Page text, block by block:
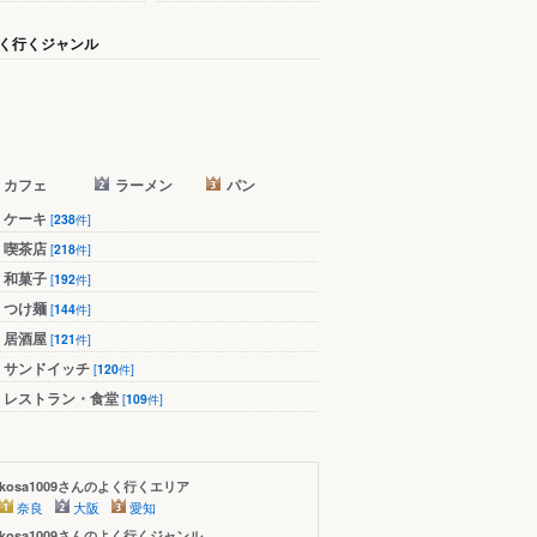
行くジャンル
カフェ ラーメン
パン
ケーキ [238件]
喫茶店 [218件]
和菓子 [192件]
つけ麺 [144件]
居酒屋 [121件]
サンドイッチ [120件]
レストラン・食堂 [109件]
kosa1009さんのよく行くエリア
奈良 大阪 愛知